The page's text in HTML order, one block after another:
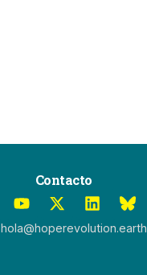
Contacto
hola@hoperevolution.earth